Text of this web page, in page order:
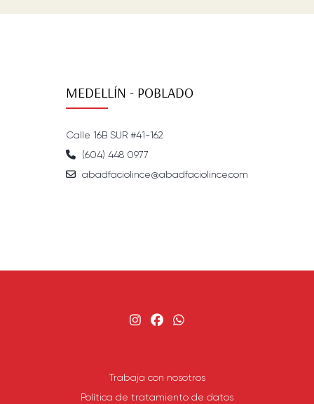
MEDELLÍN - POBLADO
Calle 16B SUR #41-162
(604) 448 0977
abadfaciolince@abadfaciolince.com
Trabaja con nosotros
Política de tratamiento de datos